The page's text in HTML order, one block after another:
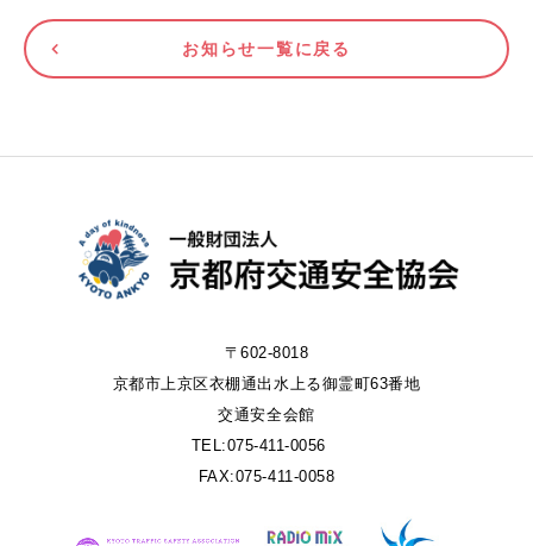
お知らせ一覧に戻る
〒602-8018
京都市上京区衣棚通出水上る御霊町63番地
交通安全会館
TEL:075-411-0056
FAX:075-411-0058